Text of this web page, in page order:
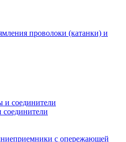
проволоки (катанки) и